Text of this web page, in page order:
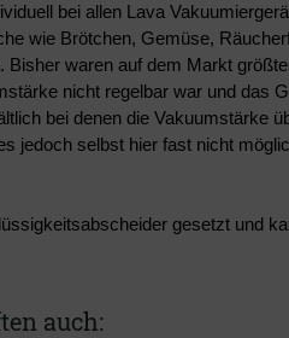
bei allen Lava
wie Brötchen, Gemüse,
Bisher waren auf dem Markt
nicht regelbar war und das
bei denen die Vakuumstärke
jedoch selbst hier fast nicht
gesetzt und
auch: